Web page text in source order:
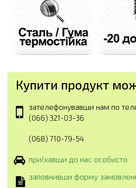
Купити продукт
зателефонувавши нам по
(066) 321-03-36
(068) 710-79-54
приїхавши до нас особисто
заповнивши форму